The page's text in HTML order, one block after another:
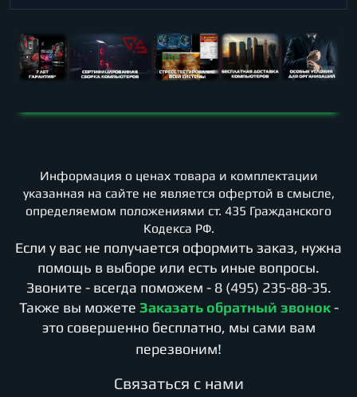
Информация о ценах товара и комплектации
указанная на сайте не является офертой в смысле,
определяемом положениями ст. 435 Гражданского
Кодекса РФ.
Если у вас не получается оформить заказ, нужна
помощь в выборе или есть иные вопросы.
Звоните - всегда поможем - 8 (495) 235-88-35.
Также вы можете Заказать обратный звонок -
это совершенно бесплатно, мы сами вам
перезвоним!
Cвязаться с нами